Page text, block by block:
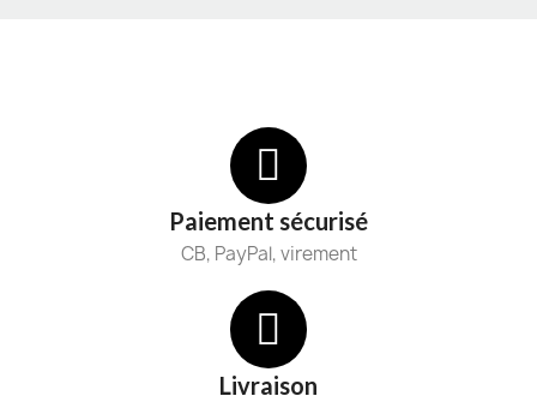
Paiement sécurisé
CB, PayPal, virement
Livraison